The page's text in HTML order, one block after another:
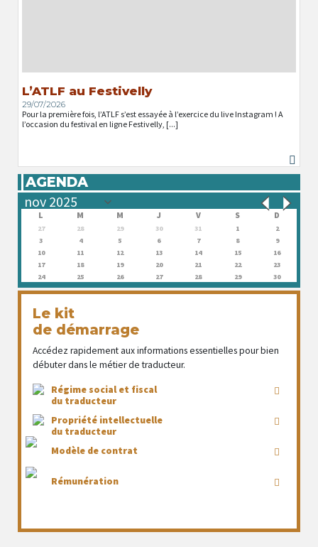
L’ATLF au Festivelly
29/07/2026
Pour la première fois, l’ATLF s’est essayée à l’exercice du live Instagram ! A
l’occasion du festival en ligne Festivelly, [...]
AGENDA
L M M J V S D
27 28 29 30 31 1
2
3
4 5 6 7 8
9
10
11 12 13 14 15
16
17
18 19 20 21 22
23
24
25 26 27 28 29 30
Le kit
de démarrage
Accédez rapidement aux informations essentielles pour bien
débuter dans le métier de traducteur.
Régime social et fiscal
du traducteur
Propriété intellectuelle
du traducteur
Modèle de contrat
Rémunération